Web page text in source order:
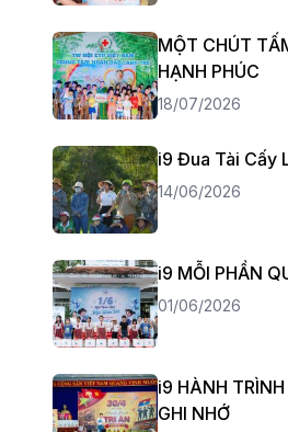
MỘT CHÚT
HẠNH PHÚC
18/07/2026
i9 Đua Tài Cấy
14/06/2026
i9 MỖI PHẦN
01/06/2026
i9 HÀNH
GHI NHỚ